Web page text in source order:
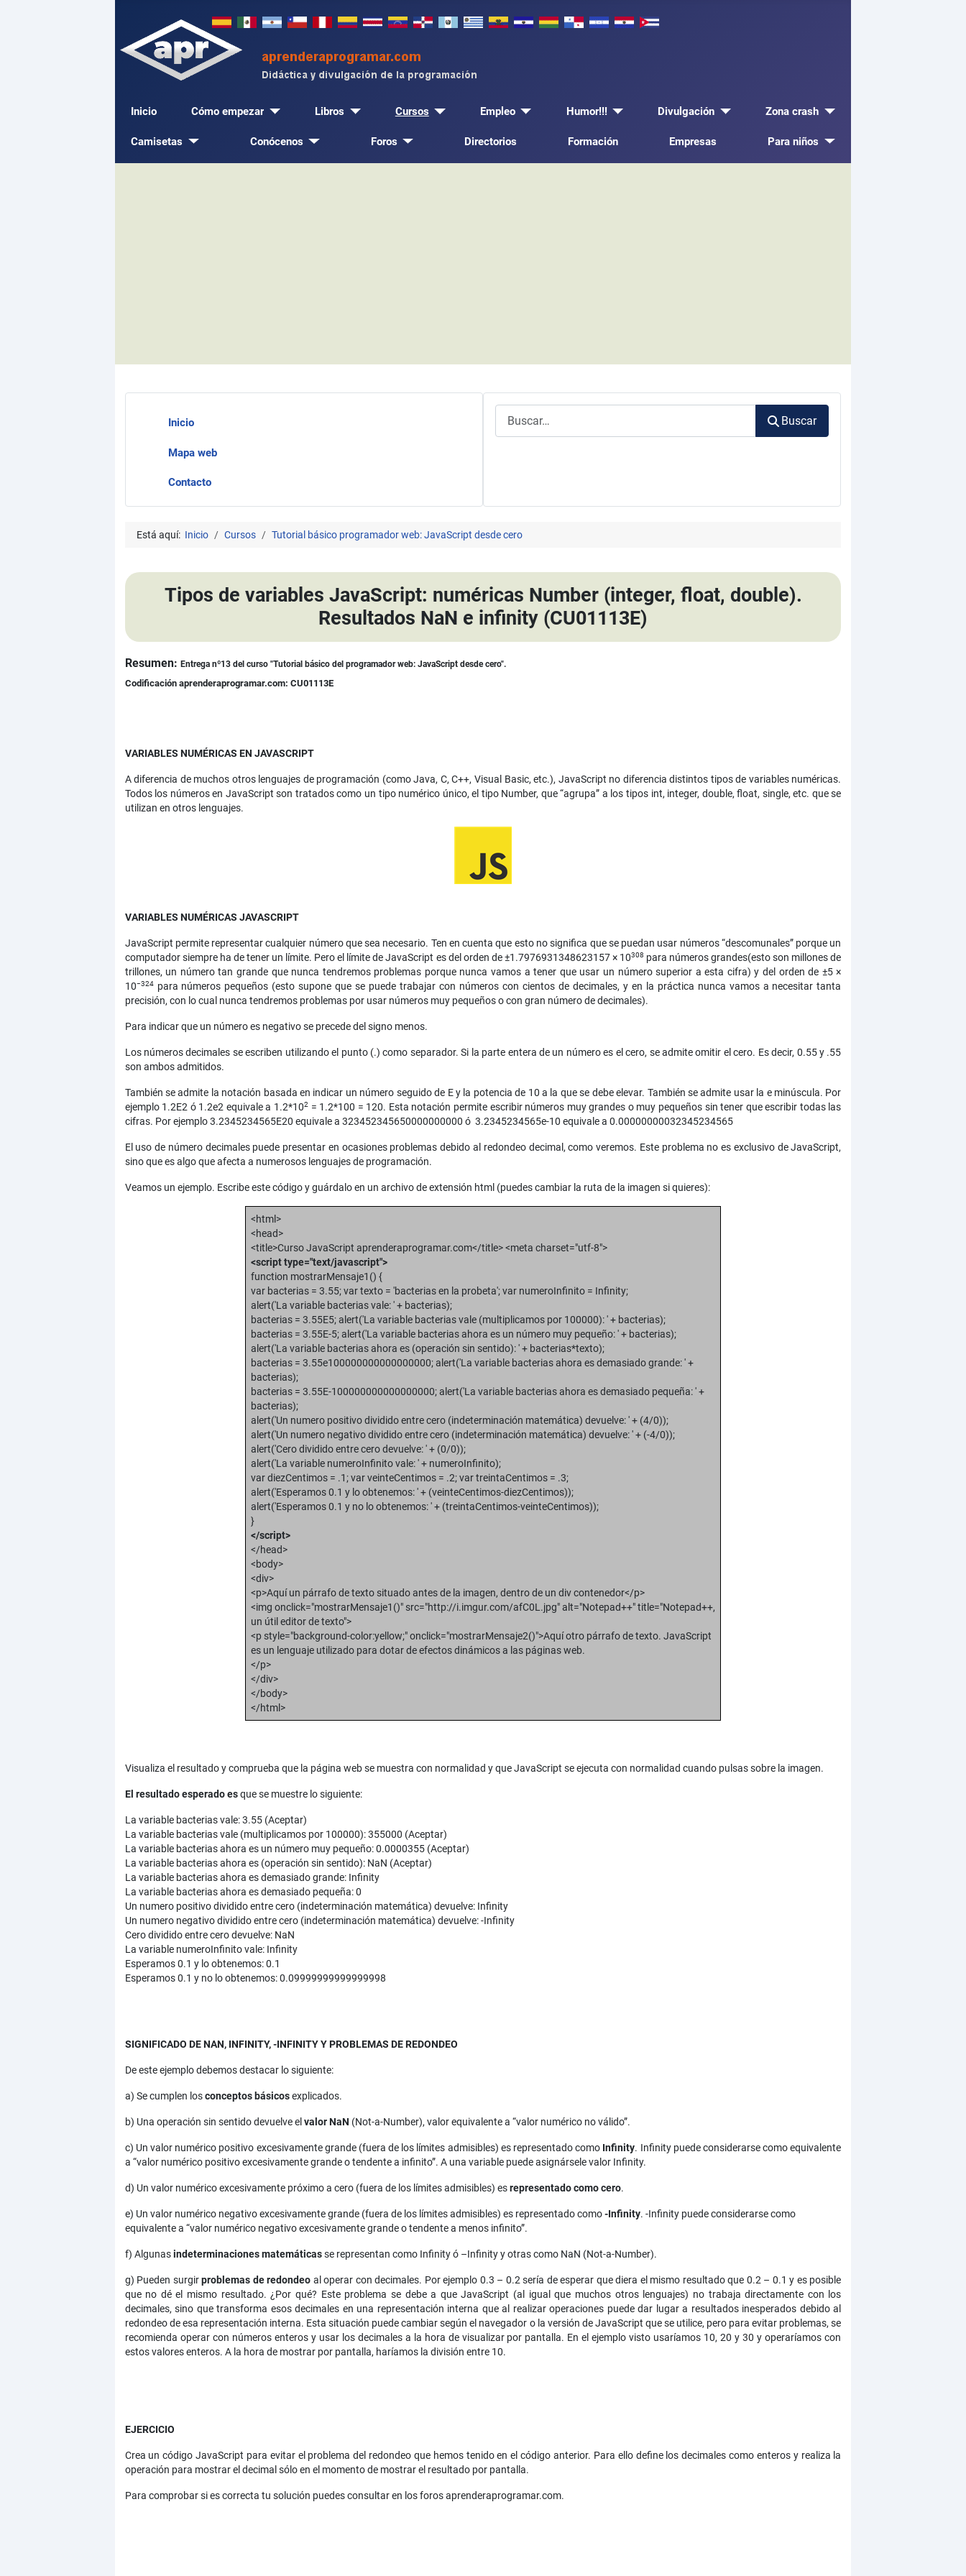
Inicio Cómo empezar Libros Cursos Empleo Humor!!! Divulgación Zona crash
Camisetas Conócenos Foros Directorios Formación Empresas Para niños
Inicio
Mapa web
Contacto
Buscar
Está aquí: Inicio Cursos Tutorial básico programador web: JavaScript desde cero
Tipos de variables JavaScript: numéricas Number (integer, float, double).
Resultados NaN e infinity (CU01113E)
Detalles
Resumen: Entrega nº13 del curso"Tutorial básico del programador web: JavaScript desde cero".
Codificación aprenderaprogramar.com: CU01113E
VARIABLES NUMÉRICAS EN JAVASCRIPT
A diferencia de muchos otros lenguajes de programación (como Java, C, C++, Visual Basic, etc.), JavaScript no diferencia distintos tipos de variables numéricas.
Todos los números en JavaScript son tratados como un tipo numérico único, el tipo Number, que “agrupa” a los tipos int, integer, double, float, single, etc. que se
utilizan en otros lenguajes.
VARIABLES NUMÉRICAS JAVASCRIPT
JavaScript permite representar cualquier número que sea necesario. Ten en cuenta que esto no significa que se puedan usar números “descomunales” porque un
computador siempre ha de tener un límite. Pero el límite de JavaScript es del orden de ±1.7976931348623157 × 10308 para números grandes(esto son millones de
trillones, un número tan grande que nunca tendremos problemas porque nunca vamos a tener que usar un número superior a esta cifra) y del orden de ±5 ×
10−324para números pequeños (esto supone que se puede trabajar con números con cientos de decimales, y en la práctica nunca vamos a necesitar tanta
precisión, con lo cual nunca tendremos problemas por usar números muy pequeños o con gran número de decimales).
Para indicar que un número es negativo se precede del signo menos.
Los números decimales se escriben utilizando el punto (.) como separador. Si la parte entera de un número es el cero, se admite omitir el cero. Es decir, 0.55 y .55
son ambos admitidos.
También se admite la notación basada en indicar un número seguido de E y la potencia de 10 a la que se debe elevar. También se admite usar la e minúscula. Por
ejemplo 1.2E2 ó 1.2e2 equivale a 1.2*102 = 1.2*100 = 120. Esta notación permite escribir números muy grandes o muy pequeños sin tener que escribir todas las
cifras. Por ejemplo 3.2345234565E20 equivale a 323452345650000000000 ó 3.2345234565e-10 equivale a 0.00000000032345234565
El uso de número decimales puede presentar en ocasiones problemas debido al redondeo decimal, como veremos. Este problema no es exclusivo de JavaScript,
sino que es algo que afecta a numerosos lenguajes de programación.
Veamos un ejemplo. Escribe este código y guárdalo en un archivo de extensión html (puedes cambiar la ruta de la imagen si quieres):
<html>
<head>
<title>Curso JavaScript aprenderaprogramar.com</title> <meta charset="utf-8">
<script type="text/javascript">
function mostrarMensaje1() {
var bacterias = 3.55; var texto = 'bacterias en la probeta'; var numeroInfinito = Infinity;
alert('La variable bacterias vale: ' + bacterias);
bacterias = 3.55E5; alert('La variable bacterias vale (multiplicamos por 100000): ' + bacterias);
bacterias = 3.55E-5; alert('La variable bacterias ahora es un número muy pequeño: ' + bacterias);
alert('La variable bacterias ahora es (operación sin sentido): ' + bacterias*texto);
bacterias = 3.55e100000000000000000; alert('La variable bacterias ahora es demasiado grande: ' +
bacterias);
bacterias = 3.55E-100000000000000000; alert('La variable bacterias ahora es demasiado pequeña: ' +
bacterias);
alert('Un numero positivo dividido entre cero (indeterminación matemática) devuelve: ' + (4/0));
alert('Un numero negativo dividido entre cero (indeterminación matemática) devuelve: ' + (-4/0));
alert('Cero dividido entre cero devuelve: ' + (0/0));
alert('La variable numeroInfinito vale: ' + numeroInfinito);
var diezCentimos = .1; var veinteCentimos = .2; var treintaCentimos = .3;
alert('Esperamos 0.1 y lo obtenemos: ' + (veinteCentimos-diezCentimos));
alert('Esperamos 0.1 y no lo obtenemos: ' + (treintaCentimos-veinteCentimos));
}
</script>
</head>
<body>
<div>
<p>Aquí un párrafo de texto situado antes de la imagen, dentro de un div contenedor</p>
<img onclick="mostrarMensaje1()" src="http://i.imgur.com/afC0L.jpg" alt="Notepad++" title="Notepad++,
un útil editor de texto">
<p style="background-color:yellow;" onclick="mostrarMensaje2()">Aquí otro párrafo de texto. JavaScript
es un lenguaje utilizado para dotar de efectos dinámicos a las páginas web.
</p>
</div>
</body>
</html>
Visualiza el resultado y comprueba que la página web se muestra con normalidad y que JavaScript se ejecuta con normalidad cuando pulsas sobre la imagen.
El resultado esperado esque se muestre lo siguiente:
La variable bacterias vale: 3.55 (Aceptar)
La variable bacterias vale (multiplicamos por 100000): 355000 (Aceptar)
La variable bacterias ahora es un número muy pequeño: 0.0000355 (Aceptar)
La variable bacterias ahora es (operación sin sentido): NaN (Aceptar)
La variable bacterias ahora es demasiado grande: Infinity
La variable bacterias ahora es demasiado pequeña: 0
Un numero positivo dividido entre cero (indeterminación matemática) devuelve: Infinity
Un numero negativo dividido entre cero (indeterminación matemática) devuelve: -Infinity
Cero dividido entre cero devuelve: NaN
La variable numeroInfinito vale: Infinity
Esperamos 0.1 y lo obtenemos: 0.1
Esperamos 0.1 y no lo obtenemos: 0.09999999999999998
SIGNIFICADO DE NAN, INFINITY, -INFINITY Y PROBLEMAS DE REDONDEO
De este ejemplo debemos destacar lo siguiente:
a) Se cumplen losconceptos básicosexplicados.
b) Una operación sin sentido devuelve el valor NaN (Not-a-Number), valor equivalente a “valor numérico no válido”.
c) Un valor numérico positivo excesivamente grande (fuera de los límites admisibles) es representado como Infinity. Infinity puede considerarse como equivalente
a “valor numérico positivo excesivamente grande o tendente a infinito”. A una variable puede asignársele valor Infinity.
d) Un valor numérico excesivamente próximo a cero (fuera de los límites admisibles) esrepresentado como cero.
e) Un valor numérico negativo excesivamente grande (fuera de los límites admisibles) es representado como-Infinity. -Infinity puede considerarse como
equivalente a “valor numérico negativo excesivamente grande o tendente a menos infinito”.
f) Algunasindeterminaciones matemáticasse representan como Infinity ó –Infinity y otras como NaN (Not-a-Number).
g) Pueden surgirproblemas de redondeo al operar con decimales. Por ejemplo 0.3 – 0.2 sería de esperar que diera el mismo resultado que 0.2 – 0.1 y es posible
que no dé el mismo resultado. ¿Por qué? Este problema se debe a que JavaScript (al igual que muchos otros lenguajes) no trabaja directamente con los
decimales, sino que transforma esos decimales en una representación interna que al realizar operaciones puede dar lugar a resultados inesperados debido al
redondeo de esa representación interna. Esta situación puede cambiar según el navegador o la versión de JavaScript que se utilice, pero para evitar problemas, se
recomienda operar con números enteros y usar los decimales a la hora de visualizar por pantalla. En el ejemplo visto usaríamos 10, 20 y 30 y operaríamos con
estos valores enteros. A la hora de mostrar por pantalla, haríamos la división entre 10.
EJERCICIO
Crea un código JavaScript para evitar el problema del redondeo que hemos tenido en el código anterior. Para ello define los decimales como enteros y realiza la
operación para mostrar el decimal sólo en el momento de mostrar el resultado por pantalla.
Para comprobar si es correcta tu solución puedes consultar en los foros aprenderaprogramar.com.